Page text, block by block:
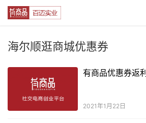
海尔顺逛商城优惠券
有商品优惠券返利
2021年1月22日